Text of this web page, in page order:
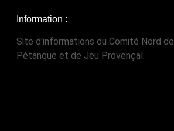
Information :
Site d'informations du Comité Nord de
Pétanque et de Jeu Provençal.